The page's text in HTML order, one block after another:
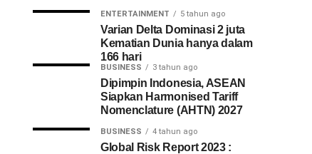
ENTERTAINMENT 5 tahun ago
Varian Delta Dominasi 2 juta
Kematian Dunia hanya dalam
166 hari
BUSINESS 3 tahun ago
Dipimpin Indonesia, ASEAN
Siapkan Harmonised Tariff
Nomenclature (AHTN) 2027
BUSINESS 4 tahun ago
Global Risk Report 2023 :